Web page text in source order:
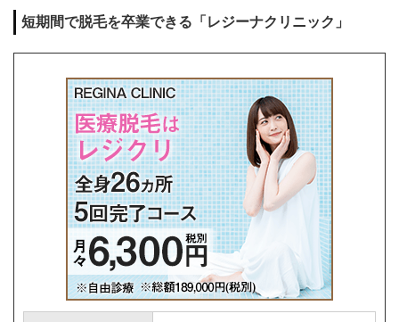
キャンセル料 1回まで0円
短期間で脱毛を卒業できる「レジーナクリニック」